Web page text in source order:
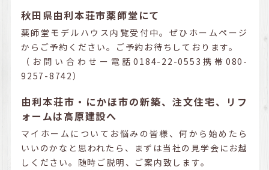
秋田県由利本荘市薬師堂にて
薬師堂モデルハウス内覧受付中。ぜひホームページ
からご予約ください。ご予約お待ちしております。
（お問い合わせー電話0184-22-0553携帯080-
9257-8742）
由利本荘市・にかほ市の新築、注文住宅、リフ
ォームは高原建設へ
マイホームについてお悩みの皆様、何から始めたら
いいのかなと思われたら、まずは当社の見学会にお越
しください。随時ご説明、ご案内致します。